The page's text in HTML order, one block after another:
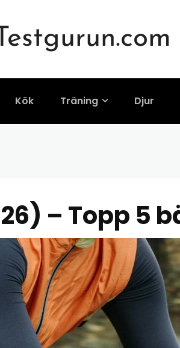
Testgurun.com
Kök Träning Djur
–
– Topp 5